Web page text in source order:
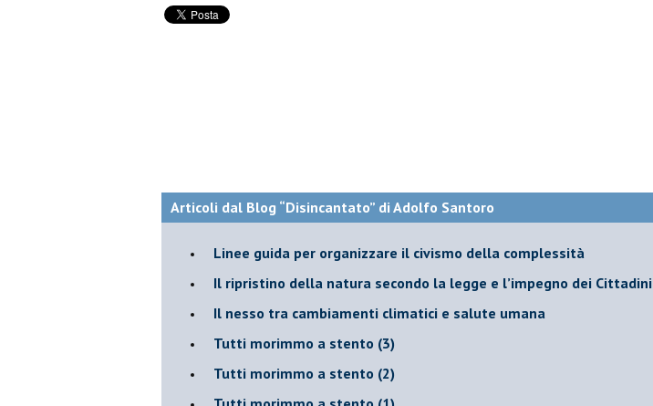
Articoli dal Blog “Disincantato” di Adolfo Santoro
​Linee guida per organizzare il civismo della complessità
​Il ripristino della natura secondo la legge e l’impegno dei Cittadini
Il nesso tra cambiamenti climatici e salute umana
Tutti morimmo a stento (3)
Tutti morimmo a stento (2)